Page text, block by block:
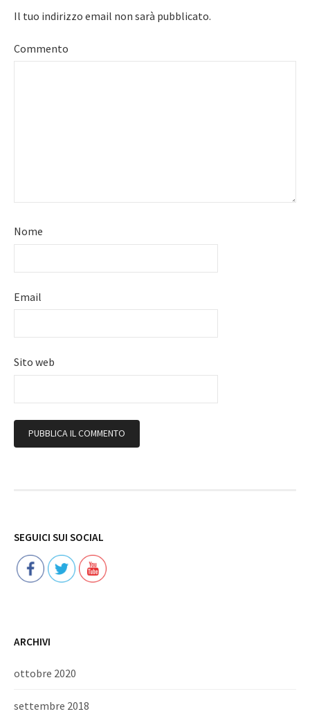
Il tuo indirizzo email non sarà pubblicato.
Commento
Nome
Email
Sito web
SEGUICI SUI SOCIAL
ARCHIVI
ottobre 2020
settembre 2018